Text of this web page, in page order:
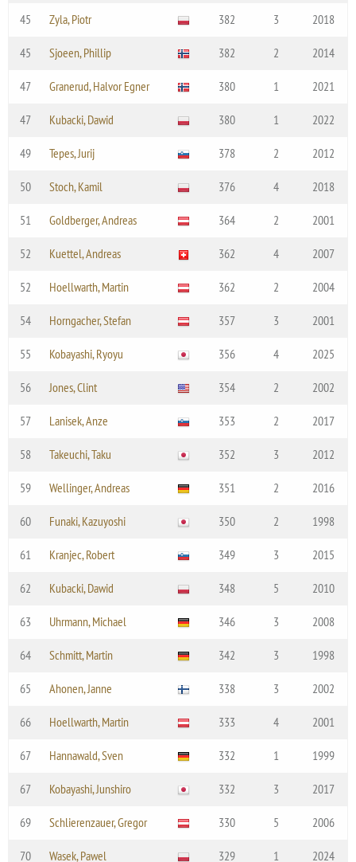
45 Zyla, Piotr 382 3 2018
45 Sjoeen, Phillip 382 2 2014
47 Granerud, Halvor Egner 380 1 2021
47 Kubacki, Dawid 380 1 2022
49 Tepes, Jurij 378 2 2012
50 Stoch, Kamil 376 4 2018
51 Goldberger, Andreas 364 2 2001
52 Kuettel, Andreas 362 4 2007
52 Hoellwarth, Martin 362 2 2004
54 Horngacher, Stefan 357 3 2001
55 Kobayashi, Ryoyu 356 4 2025
56 Jones, Clint 354 2 2002
57 Lanisek, Anze 353 2 2017
58 Takeuchi, Taku 352 3 2012
59 Wellinger, Andreas 351 2 2016
60 Funaki, Kazuyoshi 350 2 1998
61 Kranjec, Robert 349 3 2015
62 Kubacki, Dawid 348 5 2010
63 Uhrmann, Michael 346 3 2008
64 Schmitt, Martin 342 3 1998
65 Ahonen, Janne 338 3 2002
66 Hoellwarth, Martin 333 4 2001
67 Hannawald, Sven 332 1 1999
67 Kobayashi, Junshiro 332 3 2017
69 Schlierenzauer, Gregor 330 5 2006
70 Wasek, Pawel 329 1 2024